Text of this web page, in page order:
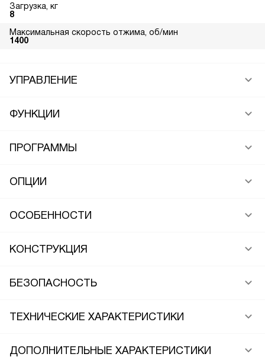
Загрузка, кг
8
Максимальная скорость отжима, об/мин
1400
УПРАВЛЕНИЕ
ФУНКЦИИ
ПРОГРАММЫ
ОПЦИИ
ОСОБЕННОСТИ
КОНСТРУКЦИЯ
БЕЗОПАСНОСТЬ
ТЕХНИЧЕСКИЕ ХАРАКТЕРИСТИКИ
ДОПОЛНИТЕЛЬНЫЕ ХАРАКТЕРИСТИКИ